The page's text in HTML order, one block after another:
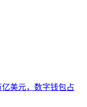
美元，数字钱包占